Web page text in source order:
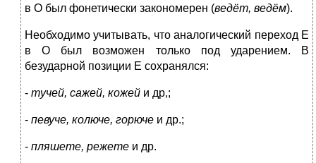
в О был фонетически закономерен (ведёт, ведём).
Необходимо учитывать, что аналогический переход Е
в О был возможен только под ударением. В
безударной позиции Е сохранялся:
- тучей, сажей, кожей и др,;
- певуче, колюче, горюче и др.;
- пляшете, режете и др.